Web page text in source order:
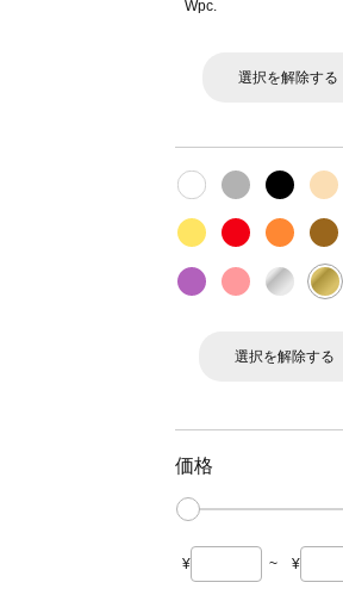
Wpc.
選択を解除する
選択を解除する
価格
¥ ~ ¥